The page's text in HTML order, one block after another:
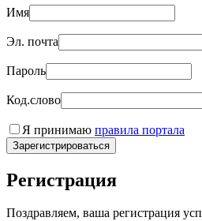
Имя
Эл. почта
Пароль
Код.слово
Я принимаю правила портала
Зарегистрироваться
Регистрация
Поздравляем, ваша регистрация